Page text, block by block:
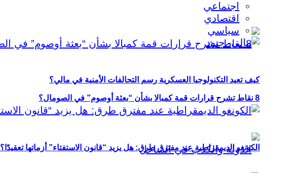
8 نقاط تشرح قرارات قمة كمبالا بشأن “بعثة أوصوم” في الصومال؟
اجتماعي
اقتصادي
سياسي
كيف تعيد التكنولوجيا العسكرية رسم التحالفات الأمنية في مالي؟
الكونغو الديمقراطية عند مفترق طرق: هل يزيد “قانون الاستفتاء” أزماتها تعقيدًا؟